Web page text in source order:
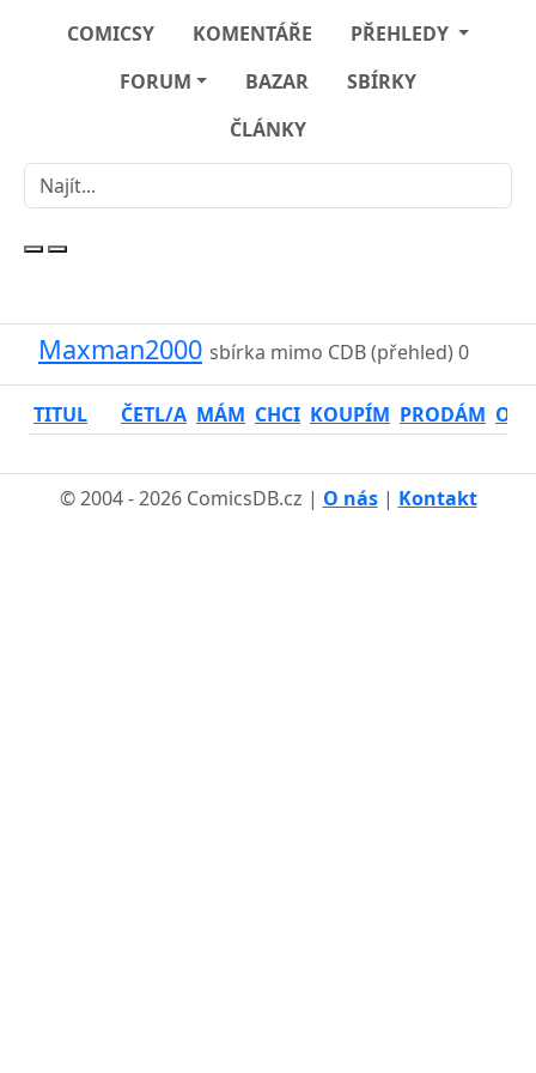
COMICSY KOMENTÁŘE
PŘEHLEDY
FORUM
BAZAR
SBÍRKY
ČLÁNKY
Maxman2000 sbírka mimo CDB (přehled) 0
TITUL ČETL/A MÁM CHCI KOUPÍM PRODÁM
© 2004 - 2026 ComicsDB.cz | O nás| Kontakt